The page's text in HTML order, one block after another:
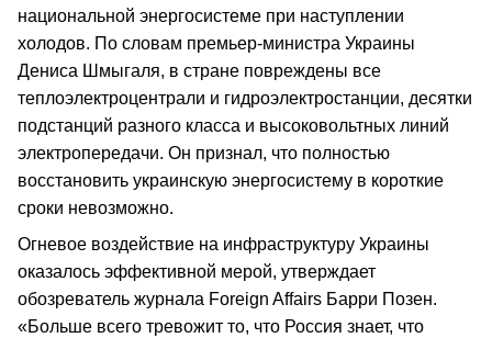
национальной энергосистеме при наступлении
холодов. По словам премьер-министра Украины
Дениса Шмыгаля, в стране повреждены все
теплоэлектроцентрали и гидроэлектростанции, десятки
подстанций разного класса и высоковольтных линий
электропередачи. Он признал, что полностью
восстановить украинскую энергосистему в короткие
сроки невозможно.
Огневое воздействие на инфраструктуру Украины
оказалось эффективной мерой, утверждает
обозреватель журнала Foreign Affairs Барри Позен.
«Больше всего тревожит то, что Россия знает, что